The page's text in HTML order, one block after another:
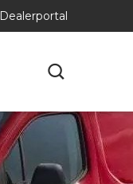
Dealerportal